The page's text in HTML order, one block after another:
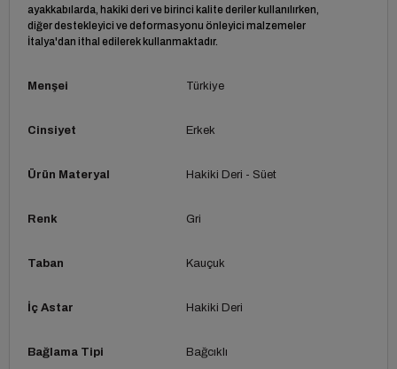
ayakkabılarda, hakiki deri ve birinci kalite deriler kullanılırken,
diğer destekleyici ve deformasyonu önleyici malzemeler
İtalya'dan ithal edilerek kullanmaktadır.
Menşei Türkiye
Cinsiyet Erkek
Ürün Materyal Hakiki Deri - Süet
Renk Gri
Taban Kauçuk
İç Astar Hakiki Deri
Bağlama Tipi Bağcıklı